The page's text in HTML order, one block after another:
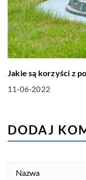
Jakie są korzyści z
11-06-2022
DODAJ